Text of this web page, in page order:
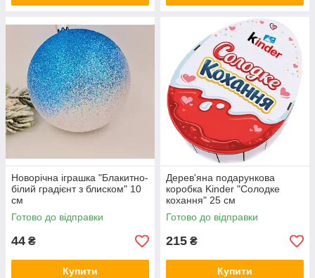
Новорічна іграшка "Блакитно-
білий градієнт з блиском" 10
см
Готово до відправки
44 ₴
Купити
Дерев'яна подарункова
коробка Kinder "Солодке
кохання" 25 см
Готово до відправки
215 ₴
Купити